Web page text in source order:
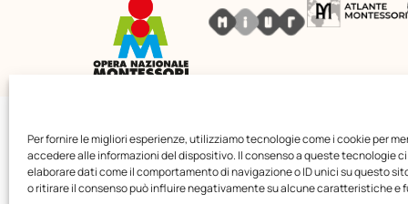
Per fornire le migliori esperienze, utilizziamo tecnologie come i cookie per
accedere alle informazioni del dispositivo. Il consenso a queste tecnologie
elaborare dati come il comportamento di navigazione o ID unici su questo
o ritirare il consenso può influire negativamente su alcune caratteristiche e
Opera Nazionale Montessori
Via di San Gallicano, 7
00153 Roma
Maria
Chi